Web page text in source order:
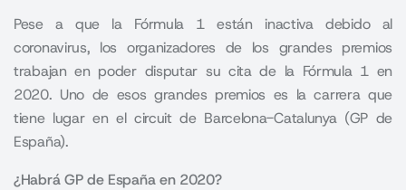
Pese a que la Fórmula 1 están inactiva debido al
coronavirus, los organizadores de los grandes premios
trabajan en poder disputar su cita de la Fórmula 1 en
2020. Uno de esos grandes premios es la carrera que
tiene lugar en el circuit de Barcelona-Catalunya (GP de
España).
¿Habrá GP de España en 2020?